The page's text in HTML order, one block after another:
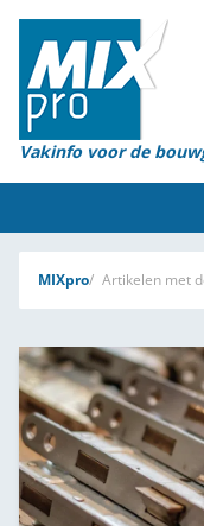
Vakinfo voor de
Home
Magazines
Organisaties
Marktcijfers
Word abonnee
Partners
MIXpro Artikelen met